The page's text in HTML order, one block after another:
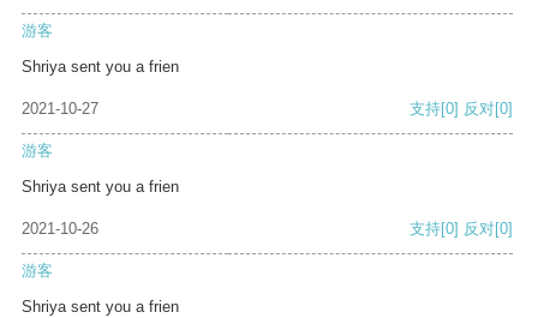
游客
Shriya sent you a frien
2021-10-27 支持[0] 反对[0]
游客
Shriya sent you a frien
2021-10-26 支持[0] 反对[0]
游客
Shriya sent you a frien